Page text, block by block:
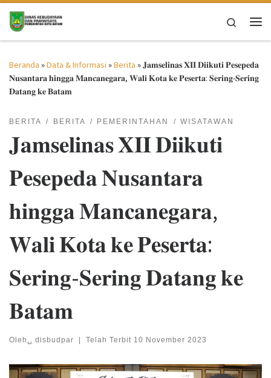
Skip to content
Search
Beranda »Data & Informasi »Berita »𝐉𝐚𝐦𝐬𝐞𝐥𝐢𝐧𝐚𝐬 𝐗𝐈𝐈 𝐃𝐢𝐢𝐤𝐮𝐭𝐢 𝐏𝐞𝐬𝐞𝐩𝐞𝐝𝐚
𝐍𝐮𝐬𝐚𝐧𝐭𝐚𝐫𝐚 𝐡𝐢𝐧𝐠𝐠𝐚 𝐌𝐚𝐧𝐜𝐚𝐧𝐞𝐠𝐚𝐫𝐚, 𝐖𝐚𝐥𝐢 𝐊𝐨𝐭𝐚 𝐤𝐞 𝐏𝐞𝐬𝐞𝐫𝐭𝐚: 𝐒𝐞𝐫𝐢𝐧𝐠-𝐒𝐞𝐫𝐢𝐧𝐠
𝐃𝐚𝐭𝐚𝐧𝐠 𝐤𝐞 𝐁𝐚𝐭𝐚𝐦
BERITA BERITA PEMERINTAHAN WISATAWAN
𝐉𝐚𝐦𝐬𝐞𝐥𝐢𝐧𝐚𝐬 𝐗𝐈𝐈 𝐃𝐢𝐢𝐤𝐮𝐭𝐢
𝐏𝐞𝐬𝐞𝐩𝐞𝐝𝐚 𝐍𝐮𝐬𝐚𝐧𝐭𝐚𝐫𝐚
𝐡𝐢𝐧𝐠𝐠𝐚 𝐌𝐚𝐧𝐜𝐚𝐧𝐞𝐠𝐚𝐫𝐚,
𝐖𝐚𝐥𝐢 𝐊𝐨𝐭𝐚 𝐤𝐞 𝐏𝐞𝐬𝐞𝐫𝐭𝐚:
𝐒𝐞𝐫𝐢𝐧𝐠-𝐒𝐞𝐫𝐢𝐧𝐠 𝐃𝐚𝐭𝐚𝐧𝐠 𝐤𝐞
𝐁𝐚𝐭𝐚𝐦
Oleh␣ disbudpar | Telah Terbit 10 November 2023